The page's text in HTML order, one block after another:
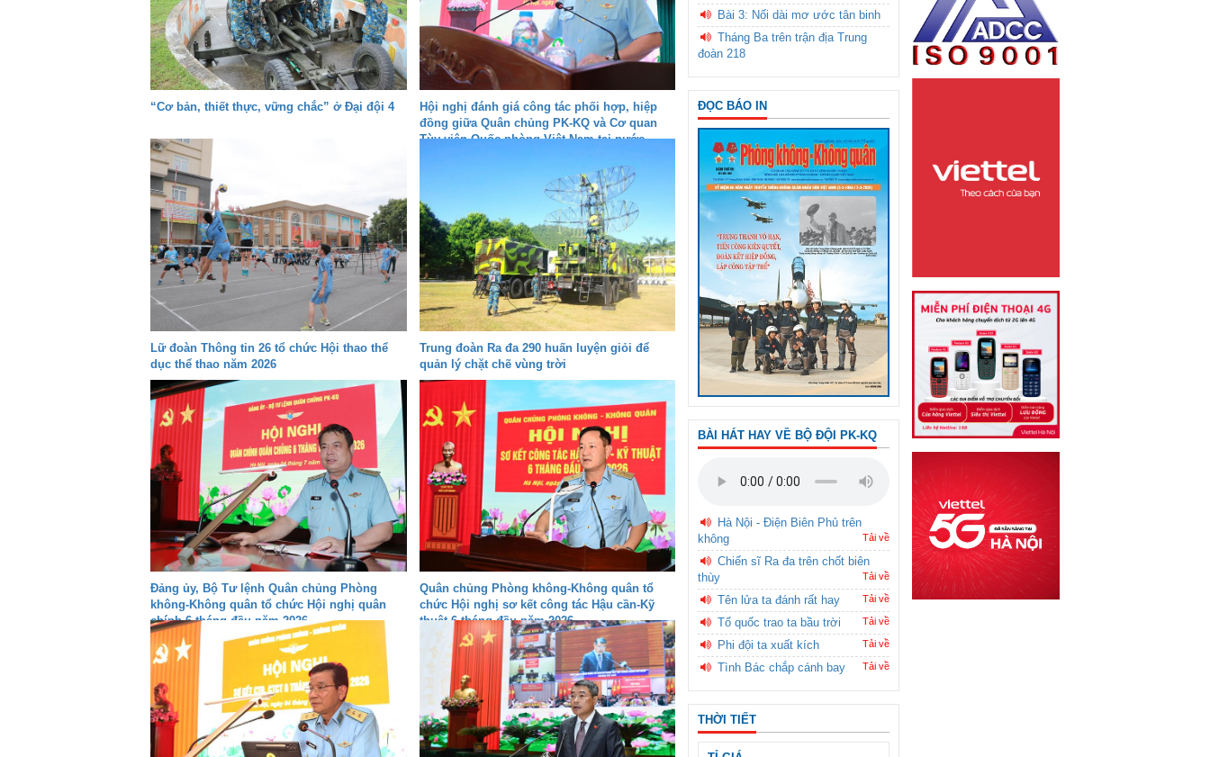
“Cơ bản, thiết thực, vững chắc” ở Đại đội 4
Hội nghị đánh giá công tác phối hợp, hiệp
đồng giữa Quân chủng PK-KQ và Cơ quan
Tùy viên Quốc phòng Việt Nam tại nước
Lữ đoàn Thông tin 26 tổ chức Hội thao thể
dục thể thao năm 2026
Trung đoàn Ra đa 290 huấn luyện giỏi để
quản lý chặt chẽ vùng trời
Đảng ủy, Bộ Tư lệnh Quân chủng Phòng
không-Không quân tổ chức Hội nghị quân
chính 6 tháng đầu năm 2026
Quân chủng Phòng không-Không quân tổ
chức Hội nghị sơ kết công tác Hậu cần-Kỹ
thuật 6 tháng đầu năm 2026
Bài 3: Nối dài mơ ước tân binh
Tháng Ba trên trận địa Trung
đoàn 218
ĐỌC BÁO IN
BÀI HÁT HAY VỀ BỘ ĐỘI PK-KQ
Hà Nội - Điện Biên Phủ trên
không
Tải về
Chiến sĩ Ra đa trên chốt biên
thùy
Tải về
Tên lửa ta đánh rất hay Tải về
Tổ quốc trao ta bầu trời Tải về
Phi đội ta xuất kích Tải về
Tình Bác chắp cánh bay Tải về
THỜI TIẾT